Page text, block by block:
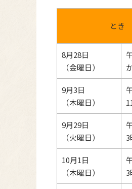
とき
8月28日
（金曜日）
9月3日
（木曜日）
9月29日
（火曜日）
3
10月1日
（木曜日）
3